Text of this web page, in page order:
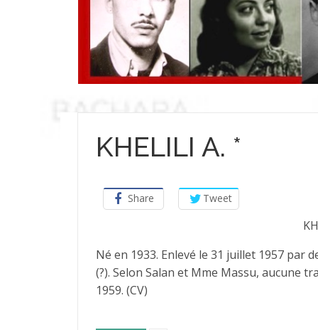
KHELILI A. *
Share Tweet
Né en 1933. Enlevé le 31 juillet 1957 par
(?). Selon Salan et Mme Massu, aucune
1959. (CV)